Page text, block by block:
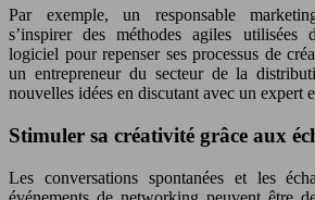
Par exemple, un responsable
s’inspirer des méthodes agiles utilisées
logiciel pour repenser ses processus de
un entrepreneur du secteur de la
nouvelles idées en discutant avec un expert
Stimuler sa créativité grâce aux
Les conversations spontanées et les